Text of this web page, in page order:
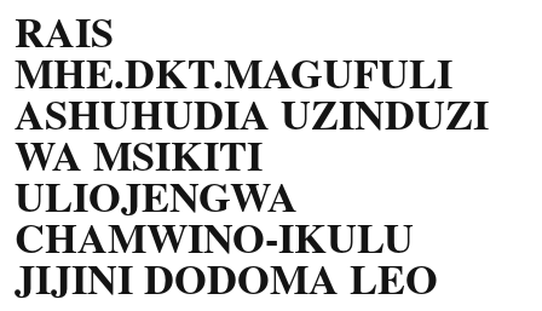
RAIS
MHE.DKT.MAGUFULI
ASHUHUDIA UZINDUZI
WA MSIKITI
ULIOJENGWA
CHAMWINO-IKULU
JIJINI DODOMA LEO